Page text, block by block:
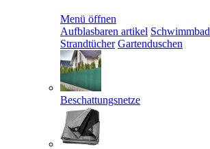
Menü öffnen
Aufblasbaren artikel
Strandtücher Gartenduschen
Beschattungsnetze